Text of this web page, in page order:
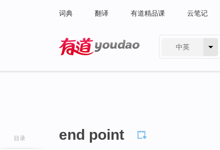
词典 翻译 有道精品课 云笔记
中英
目录 end point